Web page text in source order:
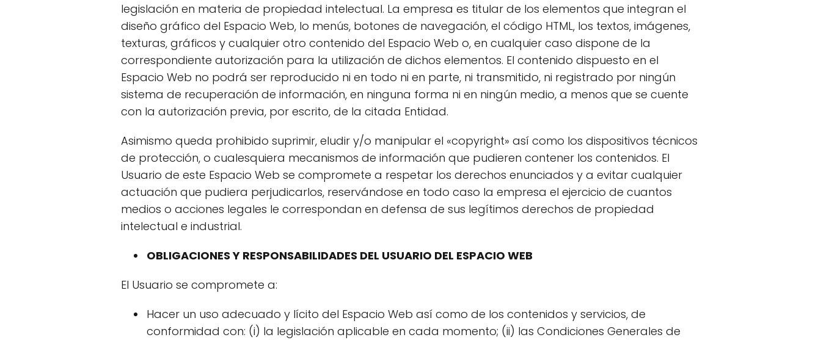
legislación en materia de propiedad intelectual. La empresa es titular de los elementos que integran el
diseño gráfico del Espacio Web, lo menús, botones de navegación, el código HTML, los textos, imágenes,
texturas, gráficos y cualquier otro contenido del Espacio Web o, en cualquier caso dispone de la
correspondiente autorización para la utilización de dichos elementos. El contenido dispuesto en el
Espacio Web no podrá ser reproducido ni en todo ni en parte, ni transmitido, ni registrado por ningún
sistema de recuperación de información, en ninguna forma ni en ningún medio, a menos que se cuente
con la autorización previa, por escrito, de la citada Entidad.
Asimismo queda prohibido suprimir, eludir y/o manipular el «copyright» así como los dispositivos técnicos
de protección, o cualesquiera mecanismos de información que pudieren contener los contenidos. El
Usuario de este Espacio Web se compromete a respetar los derechos enunciados y a evitar cualquier
actuación que pudiera perjudicarlos, reservándose en todo caso la empresa el ejercicio de cuantos
medios o acciones legales le correspondan en defensa de sus legítimos derechos de propiedad
intelectual e industrial.
OBLIGACIONES Y RESPONSABILIDADES DEL USUARIO DEL ESPACIO WEB
El Usuario se compromete a:
Hacer un uso adecuado y lícito del Espacio Web así como de los contenidos y servicios, de
conformidad con: (i) la legislación aplicable en cada momento; (ii) las Condiciones Generales de